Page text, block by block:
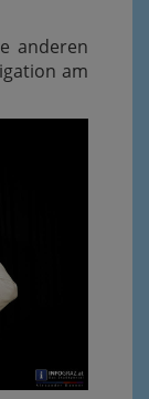
anderen
am